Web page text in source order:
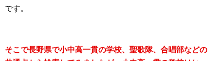
です。
そこで長野県で小中高一貫の学校、聖歌隊、合唱部などの